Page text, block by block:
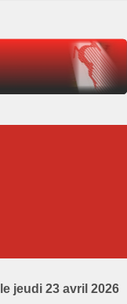
jeudi 23 avril 2026